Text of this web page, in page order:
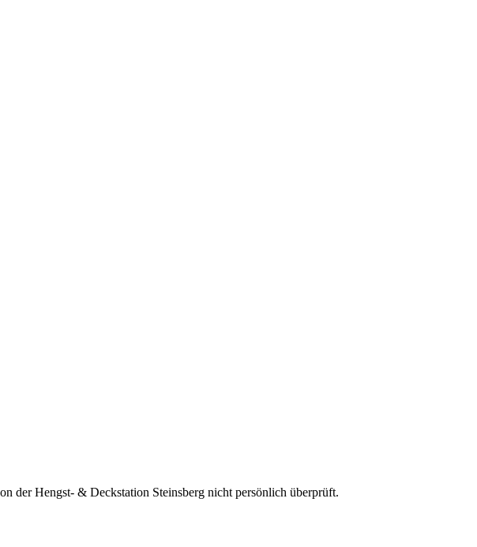
der Hengst- & Deckstation Steinsberg nicht persönlich überprüft.